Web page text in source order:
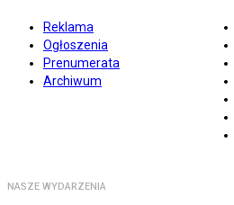
Reklama
Ogłoszenia
Prenumerata
Archiwum
NASZE WYDARZENIA